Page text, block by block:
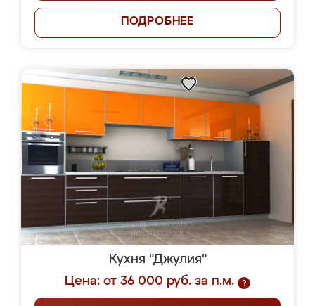
ПОДРОБНЕЕ
Кухня "Джулия"
Цена: от 36 000 руб. за п.м.
?